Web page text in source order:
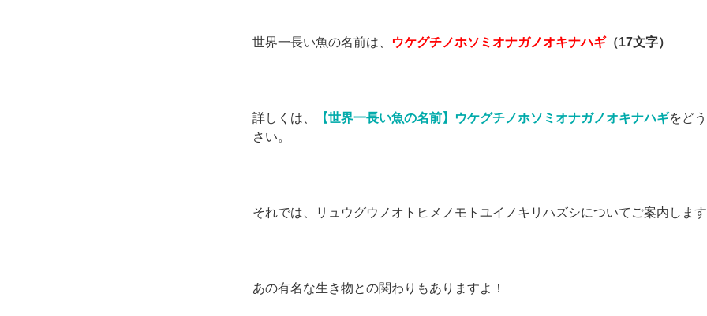
世界一長い魚の名前は、 ウケグチノホソミオナガノオキナハギ（17文字）
詳しくは、 【世界一長い魚の名前】ウケグチノホソミオナガノオキナハギをど
さい。
それでは、リュウグウノオトヒメノモトユイノキリハズシについてご案内します
あの有名な生き物との関わりもありますよ！